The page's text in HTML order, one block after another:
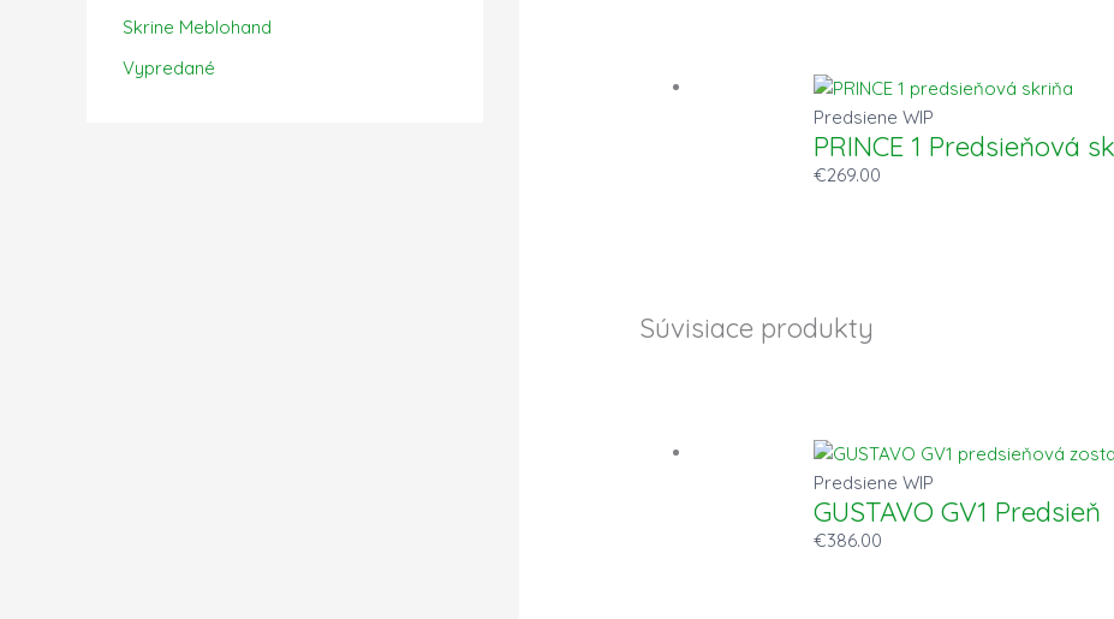
Skrine Meblohand
Vypredané
Predsiene WIP
PRINCE 1 Predsieňová
€269.00
Súvisiace produkty
Predsiene WIP
GUSTAVO GV1 Predsieň
€386.00